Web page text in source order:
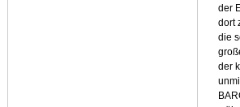
der
dort
die
der